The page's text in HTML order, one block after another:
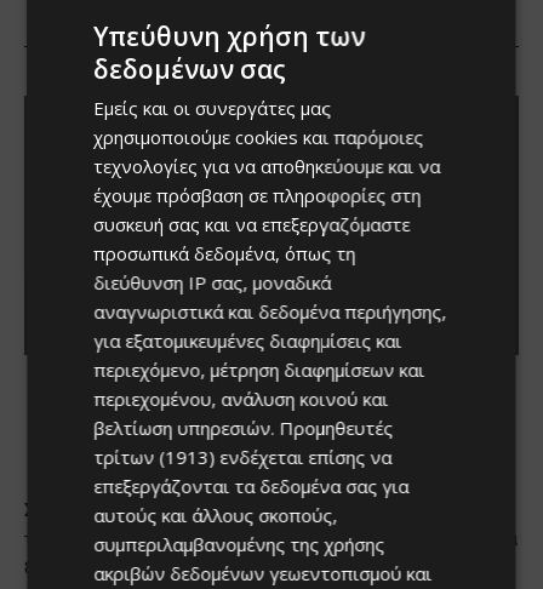
Υπεύθυνη χρήση των
δεδομένων σας
Εμείς και οι συνεργάτες μας
χρησιμοποιούμε cookies και παρόμοιες
τεχνολογίες για να αποθηκεύουμε και να
έχουμε πρόσβαση σε πληροφορίες στη
συσκευή σας και να επεξεργαζόμαστε
προσωπικά δεδομένα, όπως τη
διεύθυνση IP σας, μοναδικά
αναγνωριστικά και δεδομένα περιήγησης,
για εξατομικευμένες διαφημίσεις και
περιεχόμενο, μέτρηση διαφημίσεων και
περιεχομένου, ανάλυση κοινού και
βελτίωση υπηρεσιών. Προμηθευτές
τρίτων (1913) ενδέχεται επίσης να
επεξεργάζονται τα δεδομένα σας για
αυτούς και άλλους σκοπούς,
συμπεριλαμβανομένης της χρήσης
ακριβών δεδομένων γεωεντοπισμού και